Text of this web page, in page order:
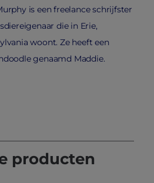
is een freelance schrijfster
die in Erie,
woont. Ze heeft een
genaamd Maddie.
producten